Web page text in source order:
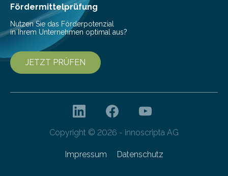
Fördermittelprüfung
Nutzen Sie das Förderpotenzial
in Ihrem Unternehmen optimal aus?
JETZT PRÜFEN
Copyright © 2026 - innoscripta AG
Impressum Datenschutz